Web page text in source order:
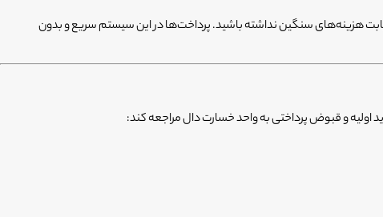
تا نگرانی بابت هزینه‌های سنگین نداشته باشید. پرداخت‌ها در این سیستم سریع و بدون